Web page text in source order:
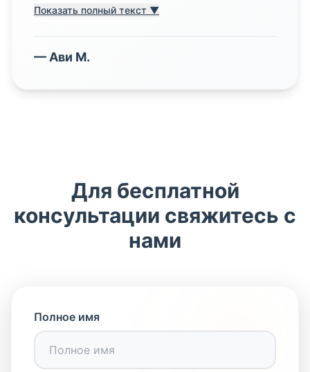
Показать полный текст ▼
— Ави М.
Для бесплатной
консультации свяжитесь с
нами
Полное имя